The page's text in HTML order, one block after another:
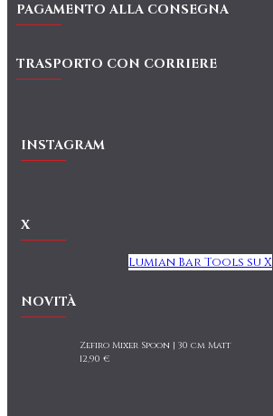
PAGAMENTO ALLA CONSEGNA
TRASPORTO CON CORRIERE
INSTAGRAM
X
Lumian Bar Tools su X
NOVITÀ
Zefiro Mixer Spoon | 30 cm Matt
12,90 €